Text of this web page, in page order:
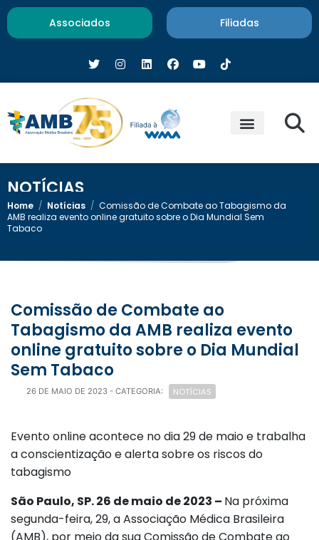
Associados Filiadas
NOTÍCIAS
Home / Notícias / Comissão de Combate ao Tabagismo da
AMB realiza evento online gratuito sobre o Dia Mundial Sem
Tabaco
Comissão de Combate ao
Tabagismo da AMB realiza evento
online gratuito sobre o Dia Mundial
Sem Tabaco
26 DE MAIO DE 2023 - CATEGORIA: NOTÍCIAS
Evento online acontece no dia 29 de maio e trabalha
a conscientização e alerta sobre os riscos do
tabagismo
São Paulo, SP. 26 de maio de 2023 – Na próxima
segunda-feira, 29, a Associação Médica Brasileira
(AMB), por meio da sua Comissão de Combate ao